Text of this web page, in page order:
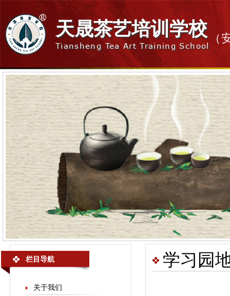
天晟茶艺培训学校
Tiansheng Tea Art Training School
（
栏目导航
关于我们
学习园